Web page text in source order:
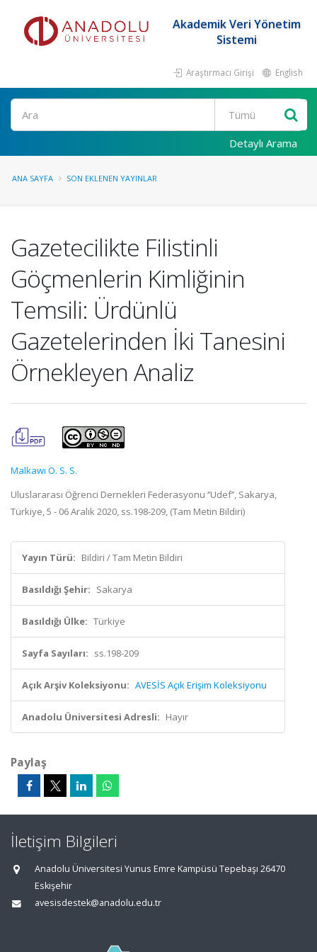
Akademik Veri Yönetim
Sistemi
Araştırmacı Girişi English
Ara
Detaylı Arama
ANA SAYFA SON EKLENEN YAYINLAR
Gazetecilikte Filistinli
Göçmenlerin Kimliğinin
Temsili: Ürdünlü
Gazetelerinden İki Tanesini
Örnekleyen Analiz
Malkawı O. S. S.
Uluslararası Öğrenci Dernekleri Federasyonu ‘’Udef’’, Sakarya,
Türkiye, 5 - 06 Aralık 2020, ss.198-209, (Tam Metin Bildiri)
Yayın Türü: Bildiri / Tam Metin Bildiri
Basıldığı Şehir: Sakarya
Basıldığı Ülke: Türkiye
Sayfa Sayıları: ss.198-209
Açık Arşiv Koleksiyonu: AVESİS Açık Erişim Koleksiyonu
Anadolu Üniversitesi Adresli: Hayır
Paylaş
İletişim Bilgileri
Anadolu Üniversitesi Yunus Emre Kampüsü Tepebaşı 26470
Eskişehir
avesisdestek@anadolu.edu.tr